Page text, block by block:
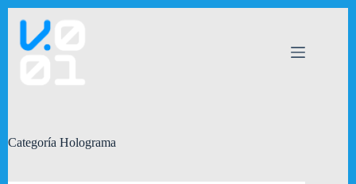
contenido
Categoría Holograma